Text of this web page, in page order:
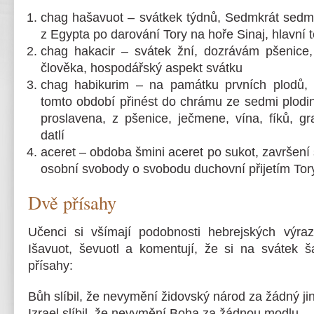
chag hašavuot – svátkek týdnů, Sedmkrát
z Egypta po darování Tory na hoře Sinaj, hlavní
chag hakacir – svátek žní, dozrávám
člověka, hospodářský aspekt svátku
chag habikurim – na památku prvních
tomto období přinést do chrámu ze sedmi
proslavena, z pšenice, ječmene, vína, fíků,
datlí
aceret – obdoba šmini aceret po sukot,
osobní svobody o svobodu duchovní přijetím
Dvě přísahy
Učenci si všímají podobnosti hebrejských
Išavuot, ševuotl a komentují, že si na svátek
přísahy:
Bůh slíbil, že nevymění židovský národ za žádný